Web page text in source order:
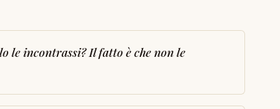
le incontrassi? Il fatto è che non le